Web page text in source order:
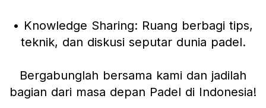
• Knowledge Sharing: Ruang berbagi tips,
teknik, dan diskusi seputar dunia padel.
Bergabunglah bersama kami dan jadilah
bagian dari masa depan Padel di Indonesia!